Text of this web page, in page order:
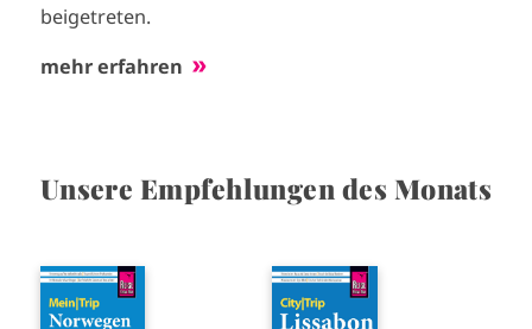
beigetreten.
mehr erfahren
Unsere Empfehlungen des Monats
I
m
I
m